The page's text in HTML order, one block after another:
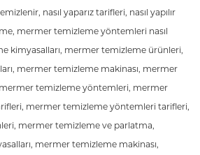
nasıl yaparız tarifleri, nasıl yapılır
mermer temizleme yöntemleri nasıl
kimyasalları, mermer temizleme ürünleri,
mermer temizleme makinası, mermer
temizleme yöntemleri, mermer
mermer temizleme yöntemleri tarifleri,
mermer temizleme ve parlatma,
mermer temizleme makinası,